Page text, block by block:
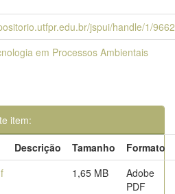
jspui/handle/1/9662
em Processos Ambientais
item:
Descrição Tamanho
Formato
1,65 MB
Adobe
PDF